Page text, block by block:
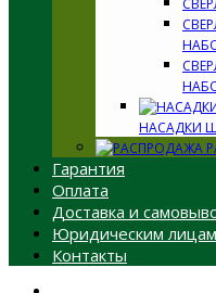
НАСАДКИ
Гарантия
Оплата
Доставка и
Юридическим лицам
Контакты